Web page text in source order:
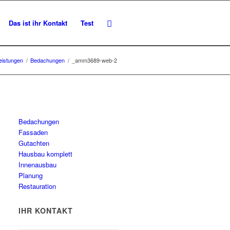
Das ist ihr Kontakt Test
/ Bedachungen / _amm3689-web-2
Bedachungen
Fassaden
Gutachten
Hausbau komplett
Innenausbau
Planung
Restauration
IHR KONTAKT